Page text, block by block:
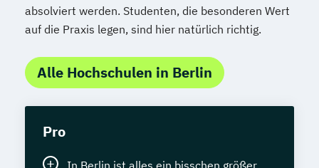
absolviert werden. Studenten, die besonderen Wert
auf die Praxis legen, sind hier natürlich richtig.
Alle Hochschulen in Berlin
Pro
In Berlin ist alles ein bisschen größer